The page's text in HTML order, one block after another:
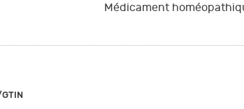
Médicament